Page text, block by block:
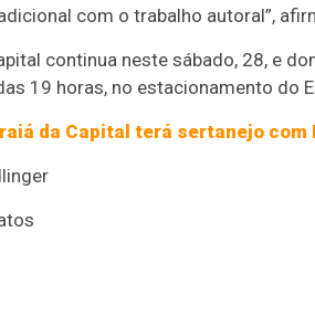
com o trabalho autoral”,
continua neste sábado, 28, e
19 horas, no estacionamento do
da Capital terá sertanejo com